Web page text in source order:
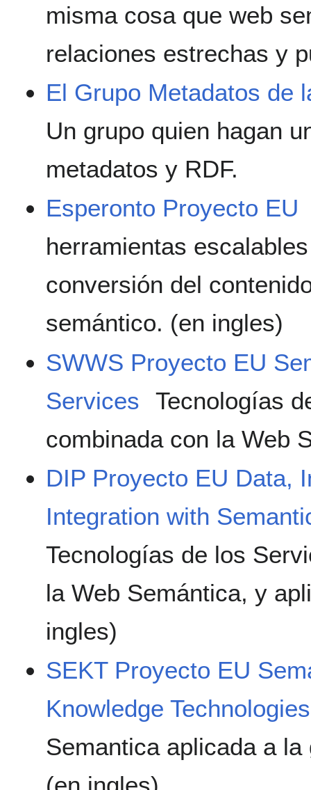
misma cosa que web
relaciones estrechas y
El Grupo Metadatos de
Un grupo quien hagan
metadatos y RDF.
Esperonto Proyecto EU
herramientas
conversión del
semántico. (en ingles)
SWWS Proyecto EU
Services
Tecnologías
combinada con la Web
DIP Proyecto EU Data,
Integration with
Tecnologías de los
la Web Semántica, y
ingles)
SEKT Proyecto EU
Knowledge
Semantica aplicada a